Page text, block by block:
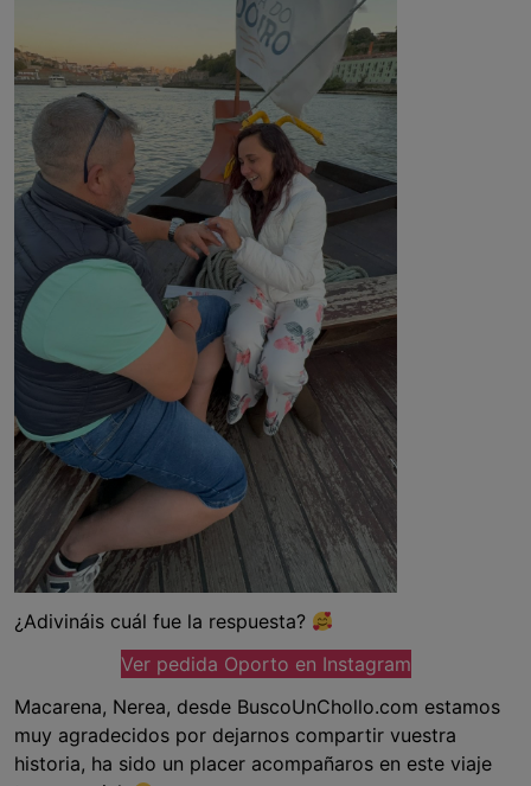
¿Adivináis cuál fue la respuesta?
Ver pedida Oporto en Instagram
Macarena, Nerea, desde BuscoUnChollo.com estamos
muy agradecidos por dejarnos compartir vuestra
historia, ha sido un placer acompañaros en este viaje